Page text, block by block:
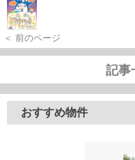
＜ 前のページ
記事
おすすめ物件